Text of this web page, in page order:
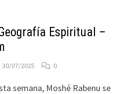
Espiritual –
30/07/2025 0
semana, Moshé Rabenu se